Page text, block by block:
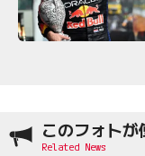
このフォト